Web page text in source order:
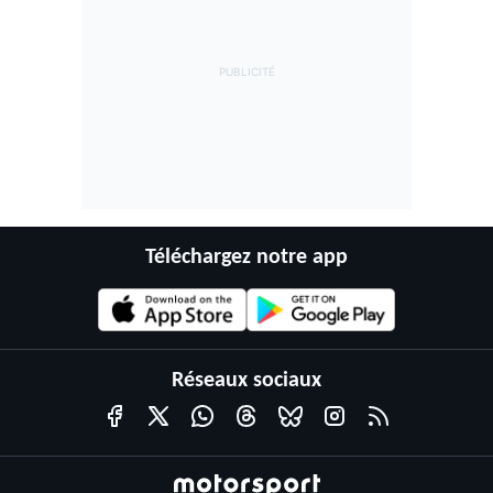
Téléchargez notre app
Réseaux sociaux